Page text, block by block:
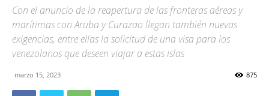
Con el anuncio de la reapertura de las fronteras aéreas y
marítimas con Aruba y Curazao llegan también nuevas
exigencias, entre ellas la solicitud de una visa para los
venezolanos que deseen viajar a estas islas
marzo 15, 2023 875